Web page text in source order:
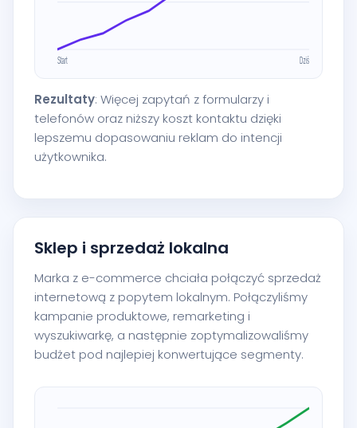
Rezultaty: Więcej zapytań z formularzy i
telefonów oraz niższy koszt kontaktu dzięki
lepszemu dopasowaniu reklam do intencji
użytkownika.
Sklep i sprzedaż lokalna
Marka z e-commerce chciała połączyć sprzedaż
internetową z popytem lokalnym. Połączyliśmy
kampanie produktowe, remarketing i
wyszukiwarkę, a następnie zoptymalizowaliśmy
budżet pod najlepiej konwertujące segmenty.